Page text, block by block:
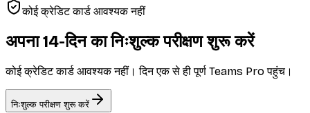
कोई क्रेडिट कार्ड आवश्यक नहीं
अपना 14-दिन का निःशुल्क परीक्षण शुरू करें
कोई क्रेडिट कार्ड आवश्यक नहीं। दिन एक से ही पूर्ण Teams Pro पहुंच।
निःशुल्क परीक्षण शुरू करें